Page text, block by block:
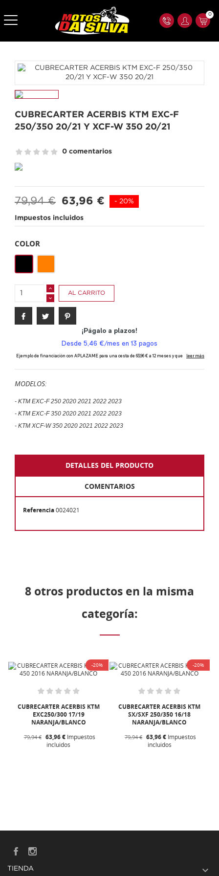
0
CUBRECARTER ACERBIS KTM EXC-F
250/350 20/21 Y XCF-W 350 20/21
0 comentarios
79,94 € 63,96 € - 20%
Impuestos incluidos
COLOR
AL CARRITO
MODELOS:
- KTM EXC-F 250 2020 2021 2022 2023
- KTM EXC-F 350 2020 2021 2022 2023
- KTM XCF-W 350 2020 2021 2022 2023
DETALLES DEL PRODUCTO
COMENTARIOS
Referencia0024021
8 otros productos en la misma
categoría:
-20%
CUBRECARTER ACERBIS KTM
EXC250/300 17/19
NARANJA/BLANCO
79,94 € 63,96 €Impuestos
incluidos
-20%
CUBRECARTER ACERBIS KTM
SX/SXF 250/350 16/18
NARANJA/BLANCO
79,94 € 63,96 € Impuestos
incluidos
TIENDA 